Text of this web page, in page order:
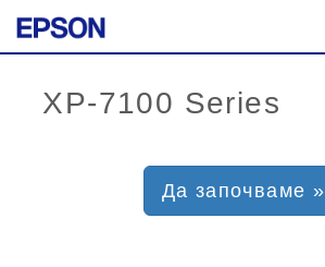
Да започваме »